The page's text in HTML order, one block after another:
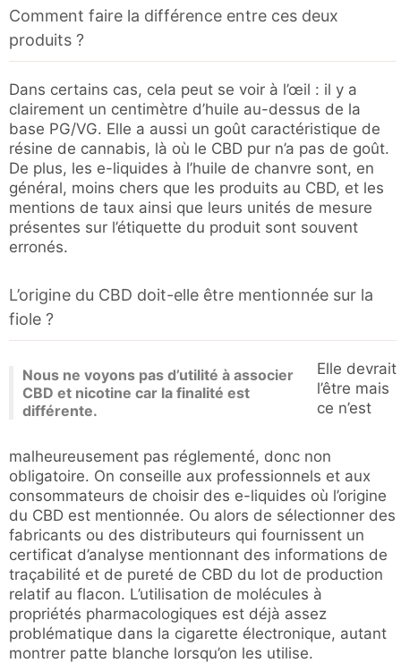
Comment faire la différence entre ces deux
produits ?
Dans certains cas, cela peut se voir à l’œil : il y a
clairement un centimètre d’huile au-dessus de la
base PG/VG. Elle a aussi un goût caractéristique de
résine de cannabis, là où le CBD pur n’a pas de goût.
De plus, les e-liquides à l’huile de chanvre sont, en
général, moins chers que les produits au CBD, et les
mentions de taux ainsi que leurs unités de mesure
présentes sur l’étiquette du produit sont souvent
erronés.
L’origine du CBD doit-elle être mentionnée sur la
fiole ?
Nous ne voyons pas d’utilité à associer
CBD et nicotine car la finalité est
différente.
Elle devrait
l’être mais
ce n’est
malheureusement pas réglementé, donc non
obligatoire. On conseille aux professionnels et aux
consommateurs de choisir des e-liquides où l’origine
du CBD est mentionnée. Ou alors de sélectionner des
fabricants ou des distributeurs qui fournissent un
certificat d’analyse mentionnant des informations de
traçabilité et de pureté de CBD du lot de production
relatif au flacon. L’utilisation de molécules à
propriétés pharmacologiques est déjà assez
problématique dans la cigarette électronique, autant
montrer patte blanche lorsqu’on les utilise.